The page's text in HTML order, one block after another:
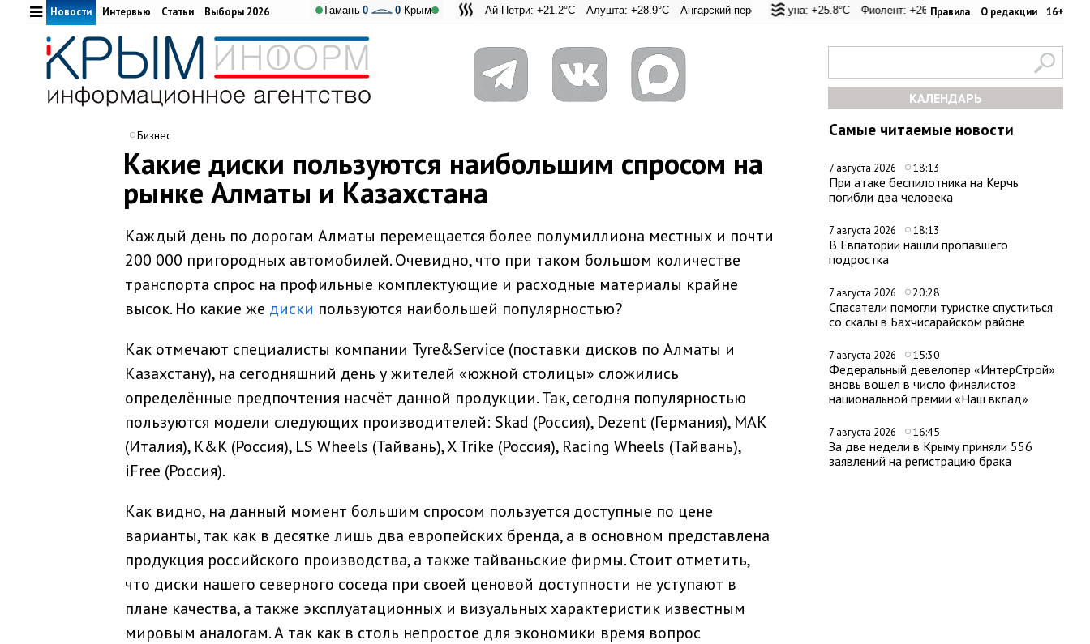
Правила О редакции 16+
Адмиральская Лагуна: +25.8°C Фиолент: +26.2°C Казачья бухта: +26.1°C
Ай-Петри: +21.2°C Алушта: +28.9°C Ангарский перевал: +25.8°C Евпатория: +31.8°C Керчь: +30.3°C Никитский сад: +26.4°C
Тамань 0 0 Крым
Новости Интервью Статьи Выборы 2026
КАЛЕНДАРЬ
Самые читаемые новости
7 августа 2026 18:13
При атаке беспилотника на Керчь
погибли два человека
7 августа 2026 18:13
В Евпатории нашли пропавшего
подростка
7 августа 2026 20:28
Спасатели помогли туристке спуститься
со скалы в Бахчисарайском районе
7 августа 2026 15:30
Федеральный девелопер «ИнтерСтрой»
вновь вошел в число финалистов
национальной премии «Наш вклад»
7 августа 2026 16:45
За две недели в Крыму приняли 556
заявлений на регистрацию брака
Бизнес
Какие диски пользуются наибольшим спросом на
рынке Алматы и Казахстана
Каждый день по дорогам Алматы перемещается более полумиллиона местных и почти
200 000 пригородных автомобилей. Очевидно, что при таком большом количестве
транспорта спрос на профильные комплектующие и расходные материалы крайне
высок. Но какие же диски пользуются наибольшей популярностью?
Как отмечают специалисты компании Tyre&Service (поставки дисков по Алматы и
Казахстану), на сегодняшний день у жителей «южной столицы» сложились
определённые предпочтения насчёт данной продукции. Так, сегодня популярностью
пользуются модели следующих производителей: Skad (Россия), Dezent (Германия), MAK
(Италия), K&K (Россия), LS Wheels (Тайвань), X Trike (Россия), Racing Wheels (Тайвань),
iFree (Россия).
Как видно, на данный момент большим спросом пользуется доступные по цене
варианты, так как в десятке лишь два европейских бренда, а в основном представлена
продукция российского производства, а также тайваньские фирмы. Стоит отметить,
что диски нашего северного соседа при своей ценовой доступности не уступают в
плане качества, а также эксплуатационных и визуальных характеристик известным
мировым аналогам. А так как в столь непростое для экономики время вопрос